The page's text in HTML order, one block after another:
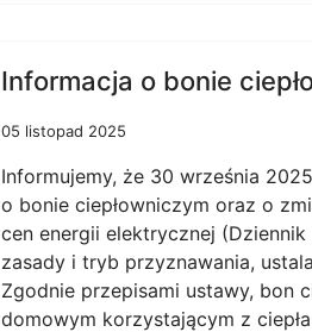
Informacja o bonie
05 listopad 2025
Informujemy, że 30 września
o bonie ciepłowniczym oraz o
cen energii elektrycznej
zasady i tryb przyznawania,
Zgodnie przepisami ustawy, bon
domowym korzystającym z